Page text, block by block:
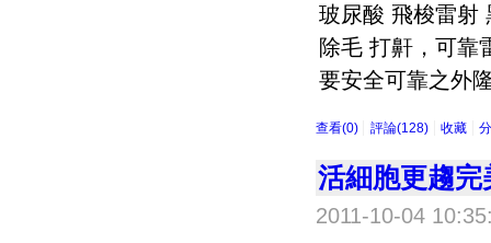
玻尿酸 飛梭雷射
除毛 打鼾，可靠
要安全可靠之外
查看(0) 評論(128) 收藏
活細胞更趨
2011-10-04